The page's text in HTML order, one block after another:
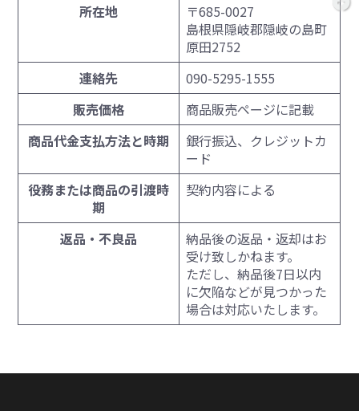
所在地
〒685-0027
島根県隠岐郡隠岐の島町
原田2752
連絡先
090-5295-1555
販売価格
商品販売ページに記載
商品代金支払方法と時期
銀行振込、クレジットカ
ード
役務または商品の引渡時
期
契約内容による
返品・不良品
納品後の返品・返却はお
受け致しかねます。
ただし、納品後7日以内
に欠陥などが見つかった
場合は対応いたします。